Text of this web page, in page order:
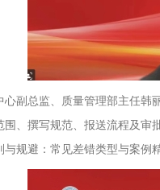
心副总监、质量管理部主任韩
围、撰写规范、报送流程及审
规避：常见差错类型与案例